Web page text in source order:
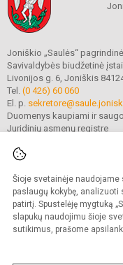
Šioje svetainėje
paslaugų kokybę,
patirtį. Spustelėję mygtuką
slapukų naudojimu šioje
sutikimus, prašome
Joniškio „Saulės“
Savivaldybės biudžetinė
Livonijos g. 6, Joniškis
Tel. (0 426) 60 060
El. p.
Duomenys kaupiami ir
Juridinių asmenų registre
© 2023. Joniškio
Kopijuoti turinį be raštiško
Versija